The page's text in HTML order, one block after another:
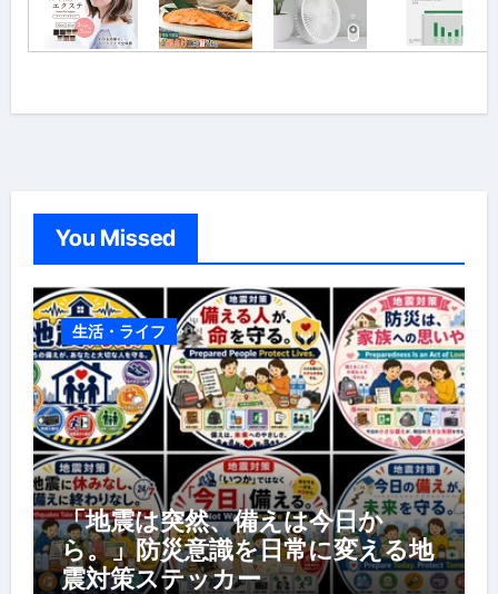
You Missed
生活・ライフ
「地震は突然、備えは今日か
ら。」防災意識を日常に変える地
震対策ステッカー